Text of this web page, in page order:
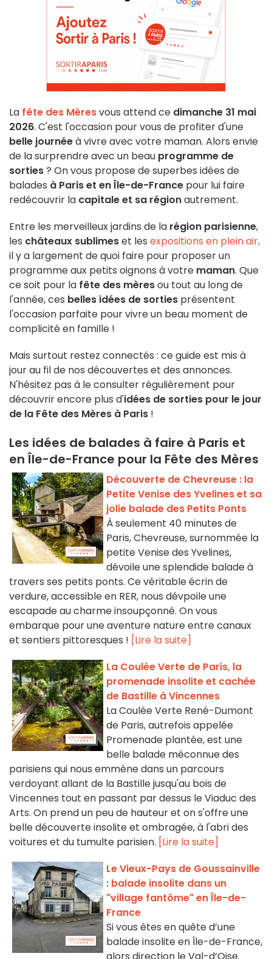
La fête des Mèresvous attend ce dimanche 31 mai
2026. C'est l'occasion pour vous de profiter d'une
belle journéeà vivre avec votre maman. Alors envie
de la surprendre avec un beau programme de
sorties? On vous propose de superbes idées de
balades à Paris et en Île-de-France pour lui faire
redécouvrir la capitale et sa régionautrement.
Entre les merveilleux jardins de la région parisienne,
les châteaux sublimeset les expositions en plein air,
il y a largement de quoi faire pour proposer un
programme aux petits oignons à votre maman. Que
ce soit pour la fête des mèresou tout au long de
l'année, ces belles idées de sorties présentent
l'occasion parfaite pour vivre un beau moment de
complicité en famille !
Mais surtout restez connectés : ce guide est mis à
jour au fil de nos découvertes et des annonces.
N'hésitez pas à le consulter régulièrement pour
découvrir encore plus d'idées de sorties pour le jour
de la Fête des Mères à Paris !
Les idées de balades à faire à Paris et
en Île-de-France pour la Fête des Mères
Découverte de Chevreuse : la
Petite Venise des Yvelines et sa
jolie balade des Petits Ponts
À seulement 40 minutes de
Paris, Chevreuse, surnommée la
petite Venise des Yvelines,
dévoile une splendide balade à
travers ses petits ponts. Ce véritable écrin de
verdure, accessible en RER, nous dévpoile une
escapade au charme insoupçonné. On vous
embarque pour une aventure nature entre canaux
et sentiers pittoresques ! [Lire la suite]
La Coulée Verte de Paris, la
promenade insolite et cachée
de Bastille à Vincennes
La Coulée Verte René-Dumont
de Paris, autrefois appelée
Promenade plantée, est une
belle balade méconnue des
parisiens qui nous emmène dans un parcours
verdoyant allant de la Bastille jusqu'au bois de
Vincennes tout en passant par dessus le Viaduc des
Arts. On prend un peu de hauteur et on s'offre une
belle découverte insolite et ombragée, à l'abri des
voitures et du tumulte parisien. [Lire la suite]
Le Vieux-Pays de Goussainville
: balade insolite dans un
"village fantôme" en Île-de-
France
Si vous êtes en quête d’une
balade insolite en Île-de-France,